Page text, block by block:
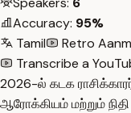
Accuracy: 95%
Tamil
Retro
Transcribe a
2026-ல் கடக
ஆரோக்கியம் மற்றும்